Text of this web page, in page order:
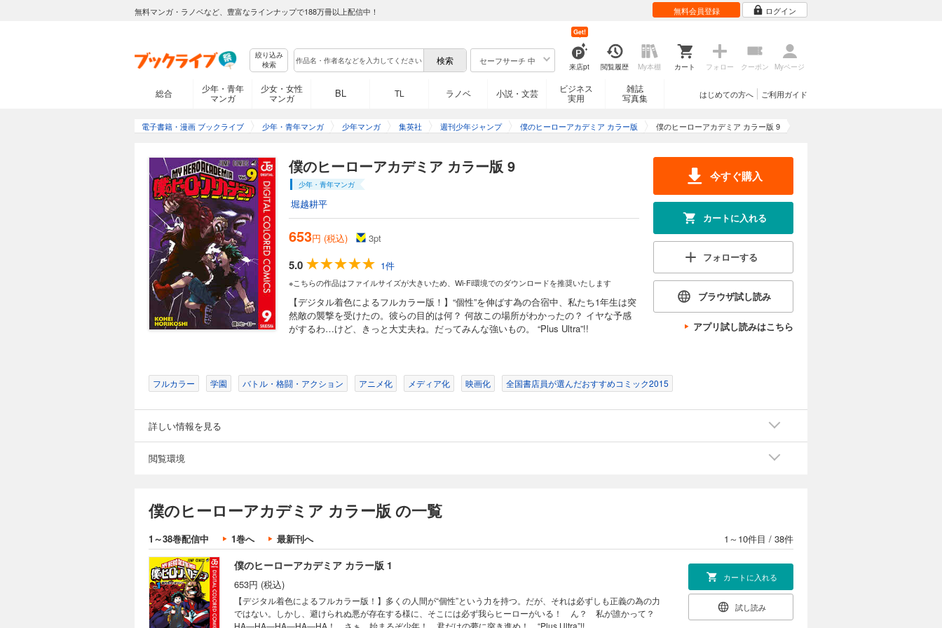
無料マンガ・ラノベなど、豊富なラインナップで188万冊以上配信中！ 無料会員登録 ログイン
絞り込み
検索
セーフサーチ 中
来店pt
Get!
閲覧履歴 My本棚 カート フォロー クーポン Myページ
総合
少年・青年
マンガ
少女・女性
マンガ
BL TL ラノベ 小説・文芸
ビジネス
実用
雑誌
写真集
ご利用ガイド
はじめての方へ
電子書籍・漫画 ブックライブ 少年・青年マンガ 少年マンガ 集英社 週刊少年ジャンプ 僕のヒーローアカデミア カラー版 僕のヒーローアカデミア カラー版 9
僕のヒーローアカデミア カラー版 9
少年・青年マンガ
堀越耕平
653円 (税込) 3pt
5.0 1件
※こちらの作品はファイルサイズが大きいため、Wi-Fi環境でのダウンロードを推奨いたします
【デジタル着色によるフルカラー版！】“個性”を伸ばす為の合宿中、私たち1年生は突
然敵の襲撃を受けたの。彼らの目的は何？ 何故この場所がわかったの？ イヤな予感
がするわ…けど、きっと大丈夫ね。だってみんな強いもの。 “Plus Ultra”!!
今すぐ購入
カートに入れる
フォローする
ブラウザ試し読み
アプリ試し読みはこちら
フルカラー 学園 バトル・格闘・アクション アニメ化 メディア化 映画化 全国書店員が選んだおすすめコミック2015
詳しい情報を見る
閲覧環境
僕のヒーローアカデミア カラー版 の一覧
1～38巻配信中 1巻へ 最新刊へ 1～10件目 / 38件
僕のヒーローアカデミア カラー版 1
653円 (税込)
【デジタル着色によるフルカラー版！】多くの人間が“個性”という力を持つ。だが、それは必ずしも正義の為の力
ではない。しかし、避けられぬ悪が存在する様に、そこには必ず我らヒーローがいる！ ん？ 私が誰かって？
HA―HA―HA―HA―HA！ さぁ、始まるぞ少年！ 君だけの夢に突き進め！ “Plus Ultra”!!
カートに入れる
試し読み